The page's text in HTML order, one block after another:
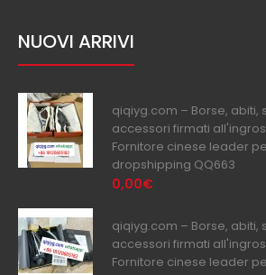
NUOVI ARRIVI
qiqiyg.com – Borse, abiti,
accessori firmati
Fornitore cinese leader
dropshipping QQ663
0,00€
qiqiyg.com – Borse, abiti,
accessori firmati
Fornitore cinese leader